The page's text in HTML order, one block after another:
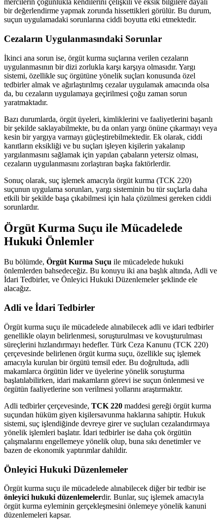
mercilerin çoğunlukla kendilerini çelişkili ve eksik bilgilere dayalı
bir değerlendirme yapmak zorunda hissettikleri görülür. Bu durum,
suçun uygulamadaki sorunlarına ciddi boyutta etki etmektedir.
Cezaların Uygulanmasındaki Sorunlar
İkinci ana sorun ise, örgüt kurma suçlarına verilen cezaların
uygulanmasının bir dizi zorlukla karşı karşıya olmasıdır. Yargı
sistemi, özellikle suç örgütüne yönelik suçları konusunda özel
tedbirler almak ve ağırlaştırılmış cezalar uygulamak amacında olsa
da, bu cezaların uygulamaya geçirilmesi çoğu zaman sorun
yaratmaktadır.
Bazı durumlarda, örgüt üyeleri, kimliklerini ve faaliyetlerini başarılı
bir şekilde saklayabilmekte, bu da onları yargı önüne çıkarmayı veya
kesin bir yargıya varmayı güçleştirebilmektedir. Ek olarak, ciddi
kanıtların eksikliği ve bu suçları işleyen kişilerin yakalanıp
yargılanmasını sağlamak için yapılan çabaların yetersiz olması,
cezaların uygulanmasını zorlaştıran başka faktörlerdir.
Sonuç olarak, suç işlemek amacıyla örgüt kurma (TCK 220)
suçunun uygulama sorunları, yargı sisteminin bu tür suçlarla daha
etkili bir şekilde başa çıkabilmesi için hala çözülmesi gereken ciddi
sorunlardır.
Örgüt Kurma Suçu ile Mücadelede
Hukuki Önlemler
Bu bölümde, Örgüt Kurma Suçu ile mücadelede hukuki
önlemlerden bahsedeceğiz. Bu konuyu iki ana başlık altında, Adli ve
İdari Tedbirler, ve Önleyici Hukuki Düzenlemeler şeklinde ele
alacağız.
Adli ve İdari Tedbirler
Örgüt kurma suçu ile mücadelede alınabilecek adli ve idari tedbirler
genellikle olayın belirlenmesi, soruşturulması ve kovuşturulması
süreçlerini hızlandırmayı hedefler. Türk Ceza Kanunu (TCK 220)
çerçevesinde belirlenen örgüt kurma suçu, özellikle suç işlemek
amacıyla kurulan bir örgütü temsil eder. Bu doğrultuda, adli
makamlarca örgütün lider ve üyelerine yönelik soruşturma
başlatılabilirken, idari makamların görevi ise suçun önlenmesi ve
örgütün faaliyetlerine son verilmesi yollarını araştırmaktır.
Adli tedbirler çerçevesinde, TCK 220 maddesi gereği örgüt kurma
suçundan hüküm giyen kişilersavunma haklarına sahiptir. Hukuk
sistemi, suç işlendiğinde devreye girer ve suçluları cezalandırmaya
yönelik işlemleri başlatır. İdari tedbirler ise daha çok örgütün
çalışmalarını engellemeye yönelik olup, buna sıkı denetimler ve
bazen de ekonomik yaptırımlar dahildir.
Önleyici Hukuki Düzenlemeler
Örgüt kurma suçu ile mücadelede alınabilecek diğer bir tedbir ise
önleyici hukuki düzenlemelerdir. Bunlar, suç işlemek amacıyla
örgüt kurma eyleminin gerçekleşmesini önlemeye yönelik kanuni
düzenlemeleri kapsar.